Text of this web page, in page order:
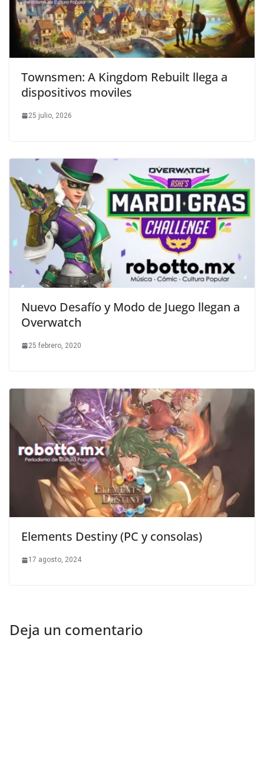
Townsmen: A Kingdom Rebuilt llega a
dispositivos moviles
25 julio, 2026
Nuevo Desafío y Modo de Juego llegan a
Overwatch
25 febrero, 2020
Elements Destiny (PC y consolas)
17 agosto, 2024
Deja un comentario